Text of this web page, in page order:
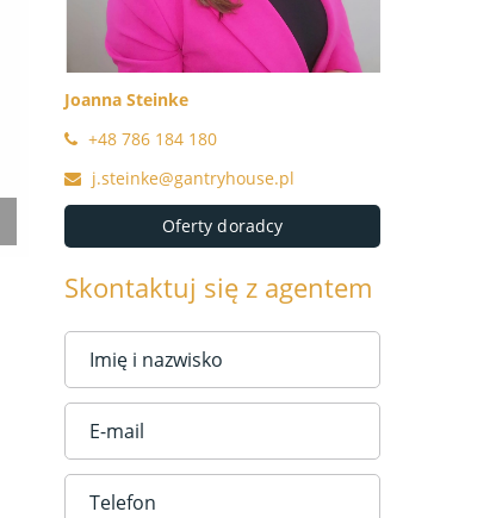
Joanna Steinke
+48 786 184 180
j.steinke@gantryhouse.pl
Oferty doradcy
Skontaktuj się z agentem